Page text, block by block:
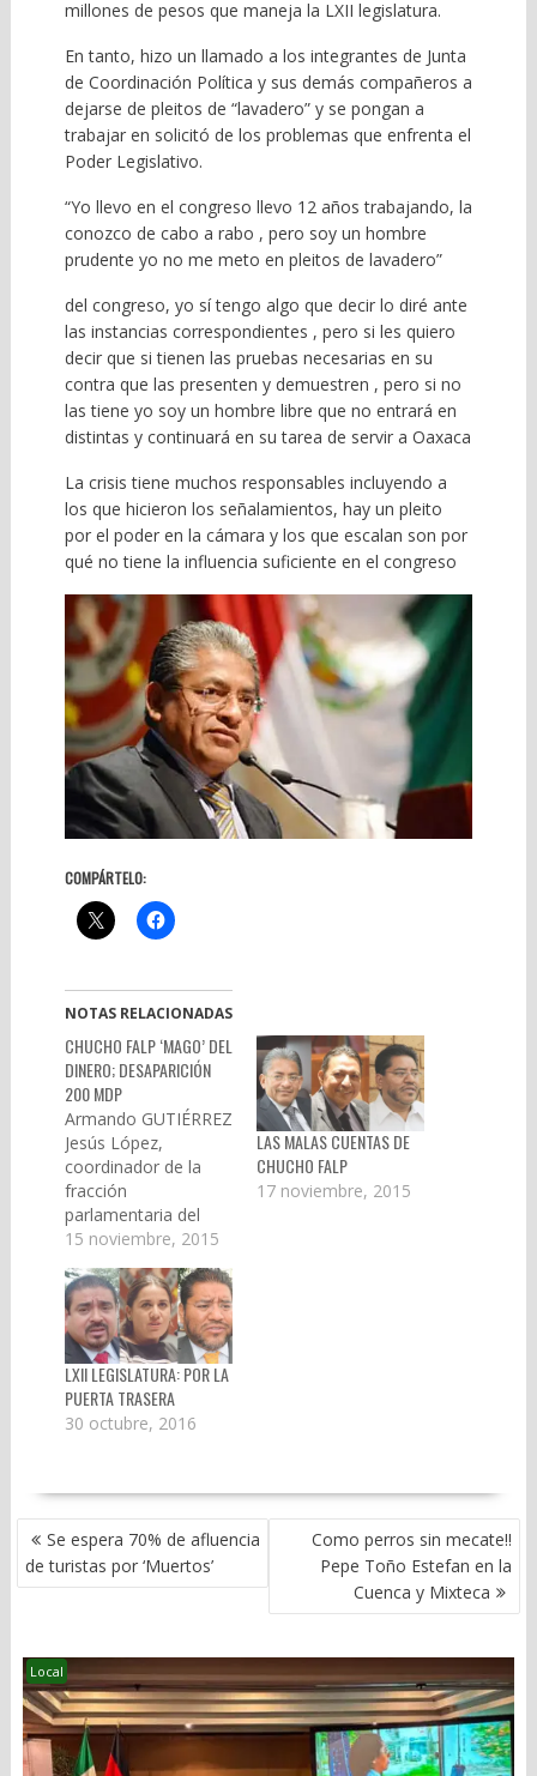
millones de pesos que maneja la LXII legislatura.
En tanto, hizo un llamado a los integrantes de Junta
de Coordinación Política y sus demás compañeros a
dejarse de pleitos de “lavadero” y se pongan a
trabajar en solicitó de los problemas que enfrenta el
Poder Legislativo.
“Yo llevo en el congreso llevo 12 años trabajando, la
conozco de cabo a rabo , pero soy un hombre
prudente yo no me meto en pleitos de lavadero”
del congreso, yo sí tengo algo que decir lo diré ante
las instancias correspondientes , pero si les quiero
decir que si tienen las pruebas necesarias en su
contra que las presenten y demuestren , pero si no
las tiene yo soy un hombre libre que no entrará en
distintas y continuará en su tarea de servir a Oaxaca
La crisis tiene muchos responsables incluyendo a
los que hicieron los señalamientos, hay un pleito
por el poder en la cámara y los que escalan son por
qué no tiene la influencia suficiente en el congreso
COMPÁRTELO:
NOTAS RELACIONADAS
CHUCHO FALP ‘MAGO’ DEL
DINERO; DESAPARICIÓN
200 MDP
Armando GUTIÉRREZ
Jesús López,
coordinador de la
fracción
parlamentaria del
PRD en el Congreso
del Estado, dejó la
Junta de la
Coordinación Política
en medio de una
serie de acusaciones
en su contra por la
presunta
malversación de 200
Poder Legislativo.
Pero además, tiene…
15 noviembre, 2015
LAS MALAS CUENTAS DE
CHUCHO FALP
17 noviembre, 2015
LXII LEGISLATURA: POR LA
PUERTA TRASERA
30 octubre, 2016
NAVEGACIÓN
DE
ENTRADAS
Se espera 70% de afluencia
de turistas por ‘Muertos’
Como perros sin mecate!!
Pepe Toño Estefan en la
Cuenca y Mixteca
Local